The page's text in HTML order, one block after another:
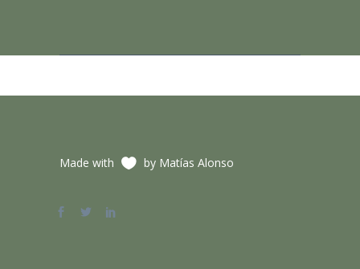
Made with by Matías Alonso